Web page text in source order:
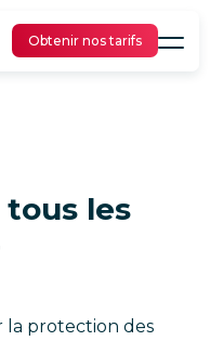
Obtenir nos tarifs
les
la protection des